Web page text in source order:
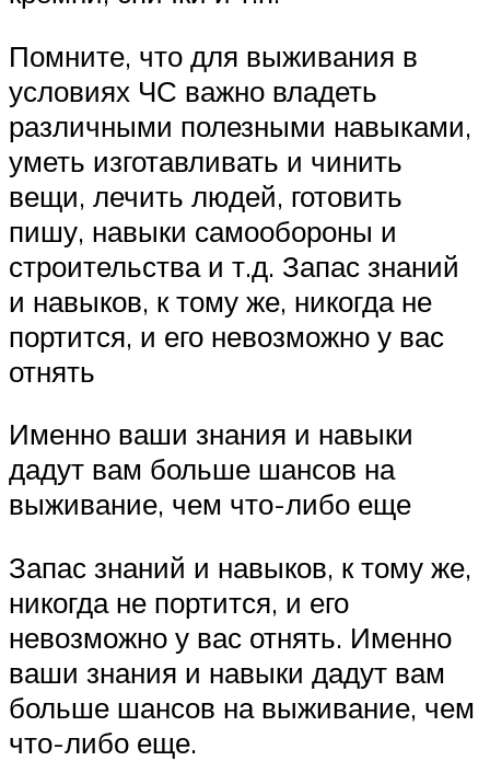
Помните, что для выживания в
условиях ЧС важно владеть
различными полезными навыками,
уметь изготавливать и чинить
вещи, лечить людей, готовить
пишу, навыки самообороны и
строительства и т.д. Запас знаний
и навыков, к тому же, никогда не
портится, и его невозможно у вас
отнять
Именно ваши знания и навыки
дадут вам больше шансов на
выживание, чем что-либо еще
Запас знаний и навыков, к тому же,
никогда не портится, и его
невозможно у вас отнять. Именно
ваши знания и навыки дадут вам
больше шансов на выживание, чем
что-либо еще.